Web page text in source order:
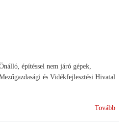
építéssel nem járó gépek,
és Vidékfejlesztési Hivatal
Tovább